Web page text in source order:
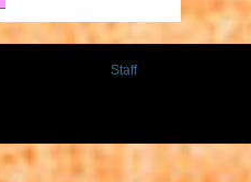
Staff